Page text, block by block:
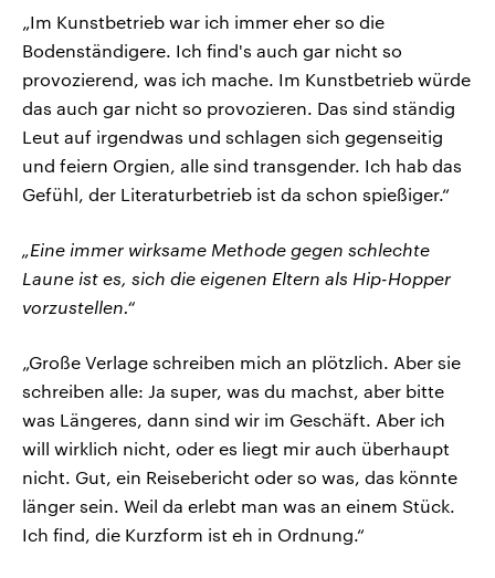
„Im Kunstbetrieb war ich immer eher so die
Bodenständigere. Ich find's auch gar nicht so
provozierend, was ich mache. Im Kunstbetrieb würde
das auch gar nicht so provozieren. Das sind ständig
Leut auf irgendwas und schlagen sich gegenseitig
und feiern Orgien, alle sind transgender. Ich hab das
Gefühl, der Literaturbetrieb ist da schon spießiger.“
„Eine immer wirksame Methode gegen schlechte
Laune ist es, sich die eigenen Eltern als Hip-Hopper
vorzustellen.“
„Große Verlage schreiben mich an plötzlich. Aber sie
schreiben alle: Ja super, was du machst, aber bitte
was Längeres, dann sind wir im Geschäft. Aber ich
will wirklich nicht, oder es liegt mir auch überhaupt
nicht. Gut, ein Reisebericht oder so was, das könnte
länger sein. Weil da erlebt man was an einem Stück.
Ich find, die Kurzform ist eh in Ordnung.“